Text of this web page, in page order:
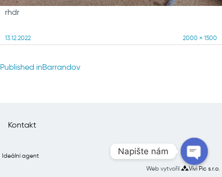
rhdr
Posted
13.12.2022
Full
2000 × 1500
Navigace
Published inBarrandov
Kontakt
Ideální agent
Web vytvořil
Vivi Pic s.r.o.
Napište nám
Open